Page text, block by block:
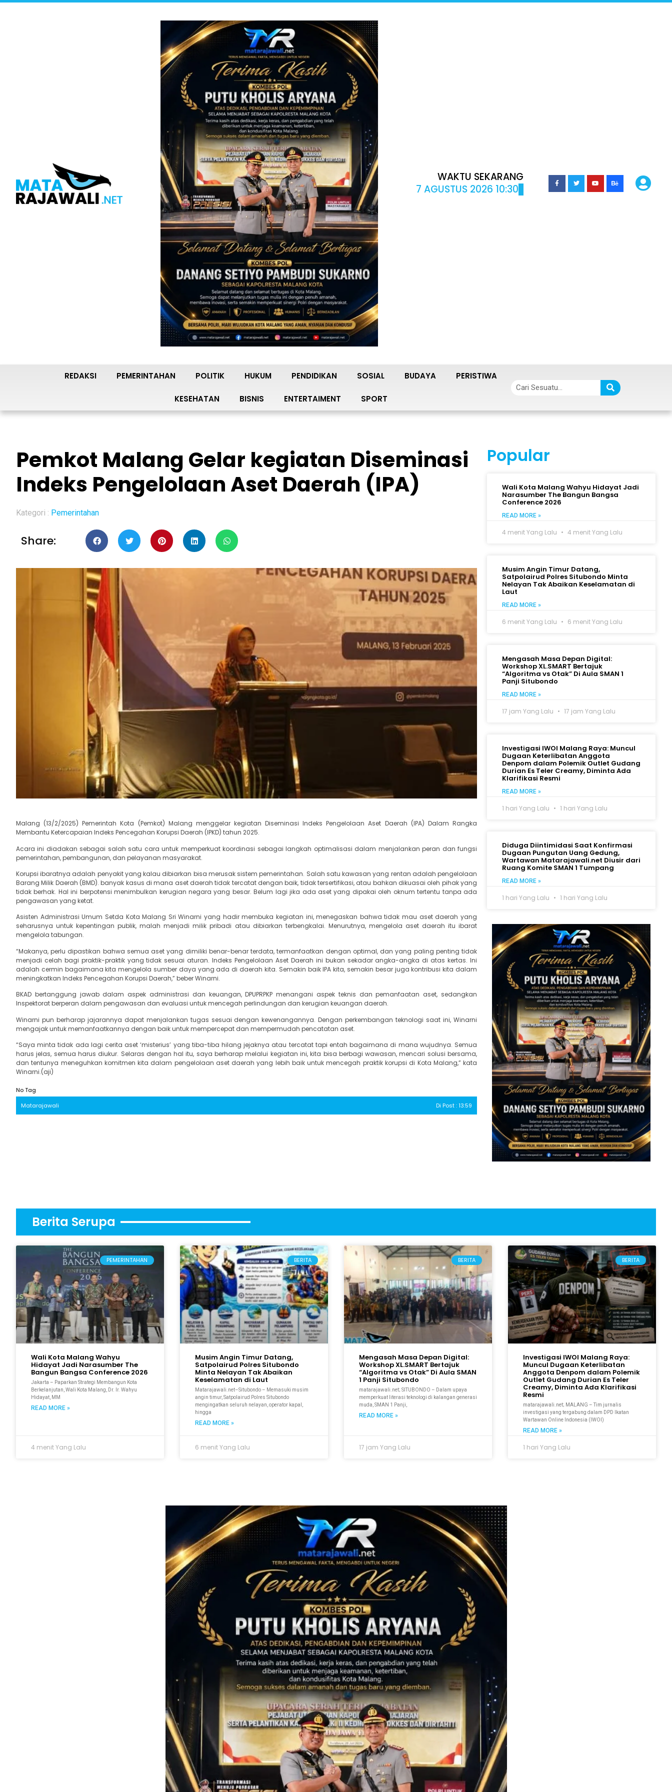
WAKTU SEKARANG
7 AGUSTUS 2026 10:30
REDAKSI PEMERINTAHAN POLITIK HUKUM PENDIDIKAN SOSIAL BUDAYA PERISTIWA
KESEHATAN BISNIS ENTERTAIMENT SPORT
Pemkot Malang Gelar kegiatan Diseminasi
Indeks Pengelolaan Aset Daerah (IPA)
Kategori : Pemerintahan
Share:
Malang (13/2/2025) Pemerintah Kota (Pemkot) Malang menggelar kegiatan Diseminasi Indeks Pengelolaan Aset Daerah (IPA) Dalam Rangka
Membantu Ketercapaian Indeks Pencegahan Korupsi Daerah (IPKD) tahun 2025.
Acara ini diadakan sebagai salah satu cara untuk memperkuat koordinasi sebagai langkah optimalisasi dalam menjalankan peran dan fungsi
pemerintahan, pembangunan, dan pelayanan masyarakat.
Korupsi ibaratnya adalah penyakit yang kalau dibiarkan bisa merusak sistem pemerintahan. Salah satu kawasan yang rentan adalah pengelolaan
Barang Milik Daerah (BMD). banyak kasus di mana aset daerah tidak tercatat dengan baik, tidak tersertifikasi, atau bahkan dikuasai oleh pihak yang
tidak berhak. Hal ini berpotensi menimbulkan kerugian negara yang besar. Belum lagi jika ada aset yang dipakai oleh oknum tertentu tanpa ada
pengawasan yang ketat.
Asisten Administrasi Umum Setda Kota Malang Sri Winarni yang hadir membuka kegiatan ini, menegaskan bahwa tidak mau aset daerah yang
seharusnya untuk kepentingan publik, malah menjadi milik pribadi atau dibiarkan terbengkalai. Menurutnya, mengelola aset daerah itu ibarat
mengelola tabungan.
“Makanya, perlu dipastikan bahwa semua aset yang dimiliki benar-benar terdata, termanfaatkan dengan optimal, dan yang paling penting tidak
menjadi celah bagi praktik-praktik yang tidak sesuai aturan. Indeks Pengelolaan Aset Daerah ini bukan sekadar angka-angka di atas kertas. Ini
adalah cermin bagaimana kita mengelola sumber daya yang ada di daerah kita. Semakin baik IPA kita, semakin besar juga kontribusi kita dalam
meningkatkan Indeks Pencegahan Korupsi Daerah,” beber Winarni.
BKAD bertanggung jawab dalam aspek administrasi dan keuangan, DPUPRPKP menangani aspek teknis dan pemanfaatan aset, sedangkan
Inspektorat berperan dalam pengawasan dan evaluasi untuk mencegah perlindungan dan kerugian keuangan daerah.
Winarni pun berharap jajarannya dapat menjalankan tugas sesuai dengan kewenangannya. Dengan perkembangan teknologi saat ini, Winarni
mengajak untuk memanfaatkannya dengan baik untuk mempercepat dan mempermudah pencatatan aset.
“Saya minta tidak ada lagi cerita aset ‘misterius’ yang tiba-tiba hilang jejaknya atau tercatat tapi entah bagaimana di mana wujudnya. Semua
harus jelas, semua harus diukur. Selaras dengan hal itu, saya berharap melalui kegiatan ini, kita bisa berbagi wawasan, mencari solusi bersama,
dan tentunya meneguhkan komitmen kita dalam pengelolaan aset daerah yang lebih baik untuk mencegah praktik korupsi di Kota Malang,” kata
Winarni.(aji)
No Tag
Matarajawali
Di Post : 13:59
Popular
Wali Kota Malang Wahyu Hidayat Jadi
Narasumber The Bangun Bangsa
Conference 2026
READ MORE »
4 menit Yang Lalu 4 menit Yang Lalu
Musim Angin Timur Datang,
Satpolairud Polres Situbondo Minta
Nelayan Tak Abaikan Keselamatan di
Laut
READ MORE »
6 menit Yang Lalu 6 menit Yang Lalu
Mengasah Masa Depan Digital:
Workshop XL.SMART Bertajuk
“Algoritma vs Otak” Di Aula SMAN 1
Panji Situbondo
READ MORE »
17 jam Yang Lalu 17 jam Yang Lalu
Investigasi IWOI Malang Raya: Muncul
Dugaan Keterlibatan Anggota
Denpom dalam Polemik Outlet Gudang
Durian Es Teler Creamy, Diminta Ada
Klarifikasi Resmi
READ MORE »
1 hari Yang Lalu 1 hari Yang Lalu
Diduga Diintimidasi Saat Konfirmasi
Dugaan Pungutan Uang Gedung,
Wartawan Matarajawali.net Diusir dari
Ruang Komite SMAN 1 Tumpang
READ MORE »
1 hari Yang Lalu 1 hari Yang Lalu
Berita Serupa
PEMERINTAHAN
Wali Kota Malang Wahyu
Hidayat Jadi Narasumber The
Bangun Bangsa Conference 2026
Jakarta – Paparkan Strategi Membangun Kota
Berkelanjutan, Wali Kota Malang, Dr. Ir. Wahyu
Hidayat, MM
READ MORE »
4 menit Yang Lalu
BERITA
Musim Angin Timur Datang,
Satpolairud Polres Situbondo
Minta Nelayan Tak Abaikan
Keselamatan di Laut
Matarajawali.net–Situbondo – Memasuki musim
angin timur, Satpolairud Polres Situbondo
mengingatkan seluruh nelayan, operator kapal,
hingga
READ MORE »
6 menit Yang Lalu
BERITA
Mengasah Masa Depan Digital:
Workshop XL.SMART Bertajuk
“Algoritma vs Otak” Di Aula SMAN
1 Panji Situbondo
matarajawali.net; SITUBONDO – Dalam upaya
memperkuat literasi teknologi di kalangan generasi
muda, SMAN 1 Panji,
READ MORE »
17 jam Yang Lalu
BERITA
Investigasi IWOI Malang Raya:
Muncul Dugaan Keterlibatan
Anggota Denpom dalam Polemik
Outlet Gudang Durian Es Teler
Creamy, Diminta Ada Klarifikasi
Resmi
matarajawali.net; MALANG – Tim jurnalis
investigasi yang tergabung dalam DPD Ikatan
Wartawan Online Indonesia (IWOI)
READ MORE »
1 hari Yang Lalu